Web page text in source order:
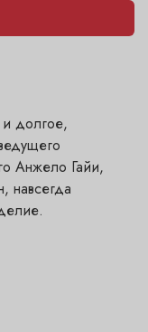
и долгое,
Анжело Гайи,
навсегда